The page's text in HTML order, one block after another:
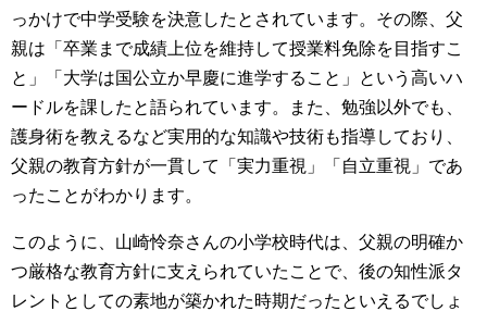
っかけで中学受験を決意したとされています。その際、父
親は「卒業まで成績上位を維持して授業料免除を目指すこ
と」「大学は国公立か早慶に進学すること」という高いハ
ードルを課したと語られています。また、勉強以外でも、
護身術を教えるなど実用的な知識や技術も指導しており、
父親の教育方針が一貫して「実力重視」「自立重視」であ
ったことがわかります。
このように、山崎怜奈さんの小学校時代は、父親の明確か
つ厳格な教育方針に支えられていたことで、後の知性派タ
レントとしての素地が築かれた時期だったといえるでしょ